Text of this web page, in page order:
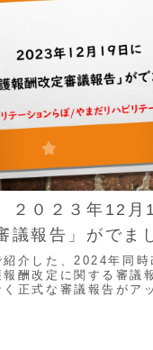
２０２３年12
議報告」がでま
紹介した、2024年同時
酬改定に関する審議
く正式な審議報告がア